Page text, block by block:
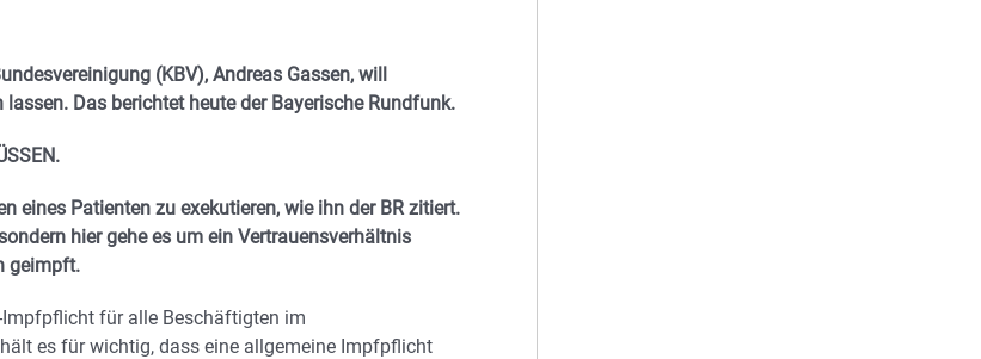
(KBV), Andreas Gassen, will
Das berichtet heute der Bayerische Rundfunk.
eines Patienten zu exekutieren, wie ihn der BR zitiert.
hier gehe es um ein Vertrauensverhältnis
geimpft.
für alle Beschäftigten im
es für wichtig, dass eine allgemeine Impfpflicht